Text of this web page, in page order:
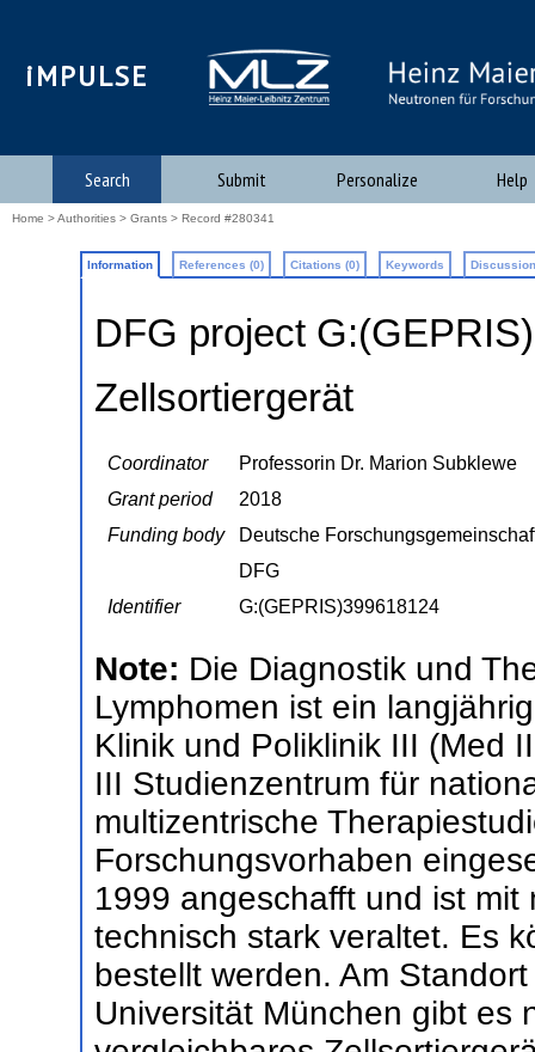
iMPULSE
Search Submit Personalize Help
Home >Authorities > Grants > Record #280341
Information References (0) Citations (0) Keywords
DFG project
Zellsortiergerät
Coordinator
Professorin Dr. Marion Subklewe
Grant period
2018
Funding body
Deutsche
DFG
Identifier
G:(GEPRIS)399618124
Note: Die Diagnostik und
Lymphomen ist ein
Klinik und Poliklinik III (Med
III Studienzentrum für
multizentrische
Forschungsvorhaben
1999 angeschafft und ist
technisch stark veraltet. Es
bestellt werden. Am
Universität München gibt es